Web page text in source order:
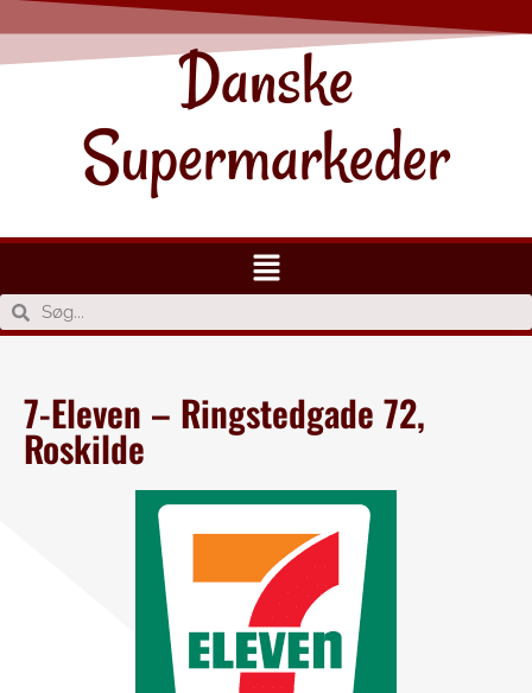
Danske
Supermarkeder
7-Eleven – Ringstedgade 72,
Roskilde